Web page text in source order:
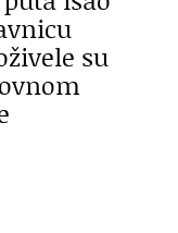
su